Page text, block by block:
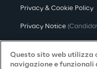
Privacy & Cookie Policy
Privacy Notice
Privacy Notice
Questo sito web utilizza
navigazione e funzionali